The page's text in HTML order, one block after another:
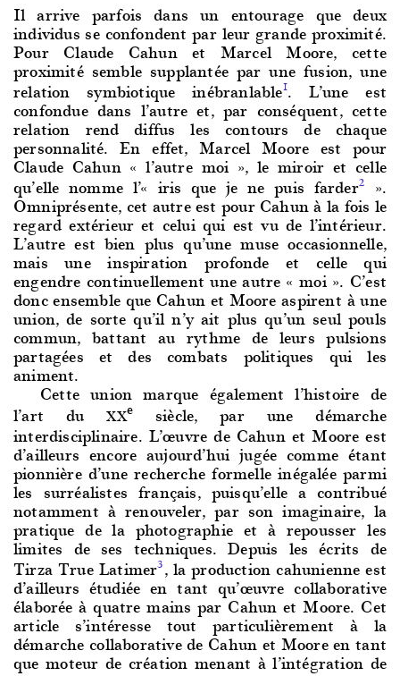
Il arrive parfois dans un entourage que deux
individus se confondent par leur grande proximité.
Pour Claude Cahun et Marcel Moore, cette
proximité semble supplantée par une fusion, une
relation symbiotique inébranlable1. L’une est
confondue dans l’autre et, par conséquent, cette
relation rend diffus les contours de chaque
personnalité. En effet, Marcel Moore est pour
Claude Cahun « l’autre moi », le miroir et celle
qu’elle nomme l’« iris que je ne puis farder2 ».
Omniprésente, cet autre est pour Cahun à la fois le
regard extérieur et celui qui est vu de l’intérieur.
L’autre est bien plus qu’une muse occasionnelle,
mais une inspiration profonde et celle qui
engendre continuellement une autre « moi ». C’est
donc ensemble que Cahun et Moore aspirent à une
union, de sorte qu’il n’y ait plus qu’un seul pouls
commun, battant au rythme de leurs pulsions
partagées et des combats politiques qui les
animent.
Cette union marque également l’histoire de
l’art duXXesiècle, par une démarche
interdisciplinaire. L’œuvre de Cahun et Moore est
d’ailleurs encore aujourd’hui jugée comme étant
pionnière d’une recherche formelle inégalée parmi
les surréalistes français, puisqu’elle a contribué
notamment à renouveler, par son imaginaire, la
pratique de la photographie et à repousser les
limites de ses techniques. Depuis les écrits de
Tirza True Latimer3, la production cahunienne est
d’ailleurs étudiée en tant qu’œuvre collaborative
élaborée à quatre mains par Cahun et Moore. Cet
article s’intéresse tout particulièrement à la
démarche collaborative de Cahun et Moore en tant
que moteur de création menant à l’intégration de